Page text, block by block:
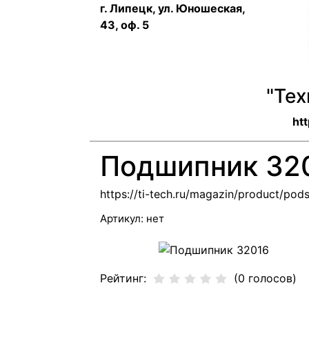
г. Липецк, ул. Юношеская,
43, оф. 5
Подшипник
https://ti-tech.ru/magazin/product/
Артикул: нет
Рейтинг: (0 голосов)